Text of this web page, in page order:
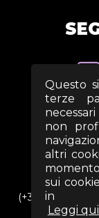
(+39) 06
Questo
terze
non
altri
sui
in
Leggi